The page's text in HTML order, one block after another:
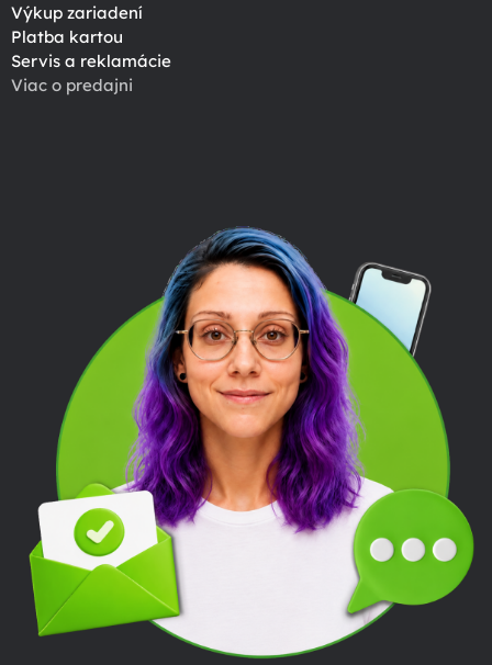
Výkup zariadení
Platba kartou
Servis a reklamácie
Viac o predajni